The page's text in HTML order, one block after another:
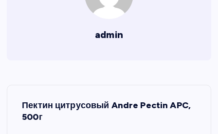
admin
Пектин цитрусовый Andre Pectin APC,
500г